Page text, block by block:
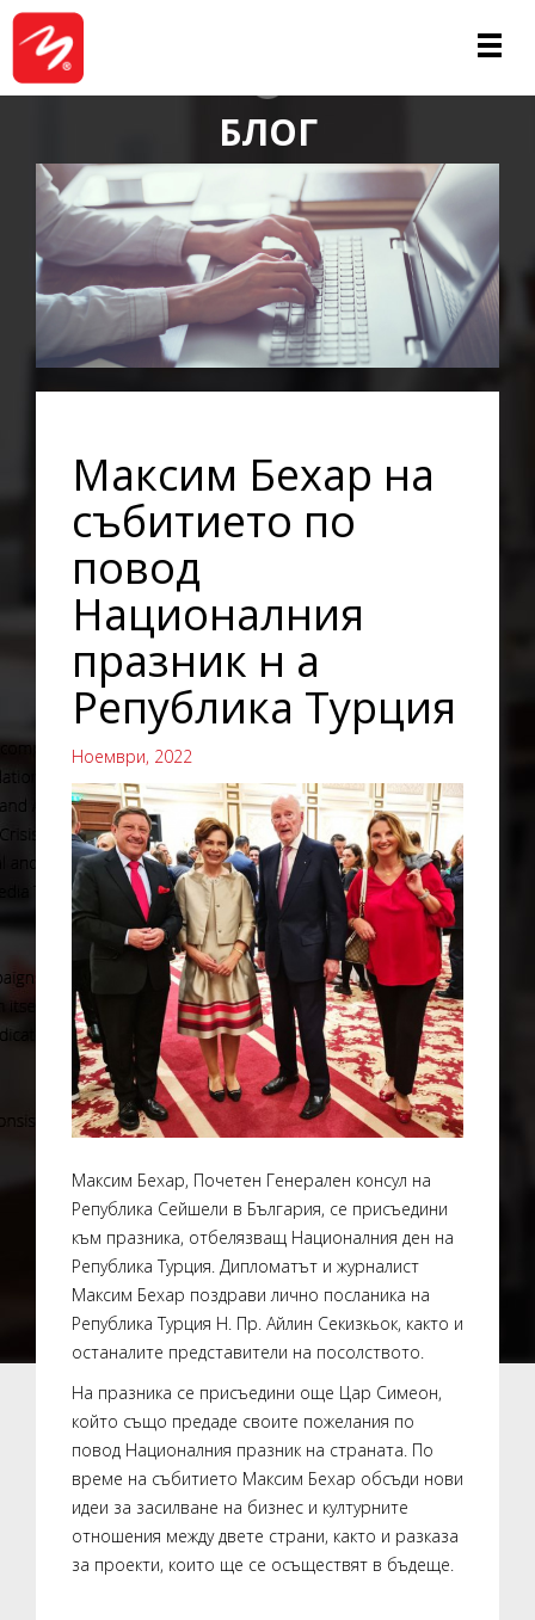
БЛОГ
Максим Бехар на
събитието по
повод
Националния
празник н а
Република Турция
Ноември, 2022
Максим Бехар, Почетен Генерален консул на
Република Сейшели в България, се присъедини
към празника, отбелязващ Националния ден на
Република Турция. Дипломатът и журналист
Максим Бехар поздрави лично посланика на
Република Турция Н. Пр. Айлин Секизкьок, както и
останалите представители на посолството.
На празника се присъедини още Цар Симеон,
който също предаде своите пожелания по
повод Националния празник на страната. По
време на събитието Максим Бехар обсъди нови
идеи за засилване на бизнес и културните
отношения между двете страни, както и разказа
за проекти, които ще се осъществят в бъдеще.